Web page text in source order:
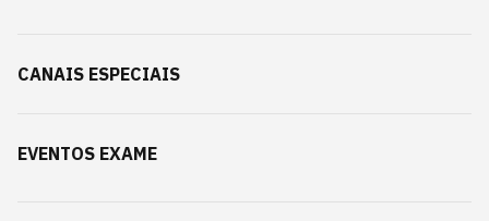
CANAIS ESPECIAIS
EVENTOS EXAME